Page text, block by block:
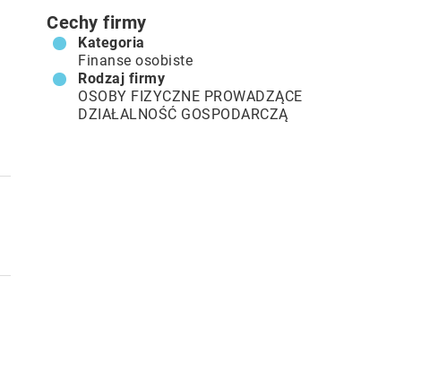
Cechy firmy
Kategoria
Finanse osobiste
Rodzaj firmy
OSOBY FIZYCZNE PROWADZĄCE
DZIAŁALNOŚĆ GOSPODARCZĄ